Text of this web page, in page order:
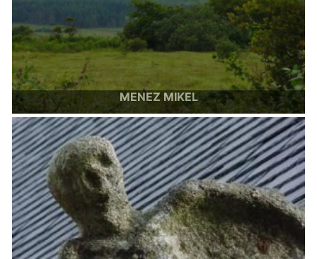
MENEZ MIKEL
Mont St Michel de Brasparts
Image